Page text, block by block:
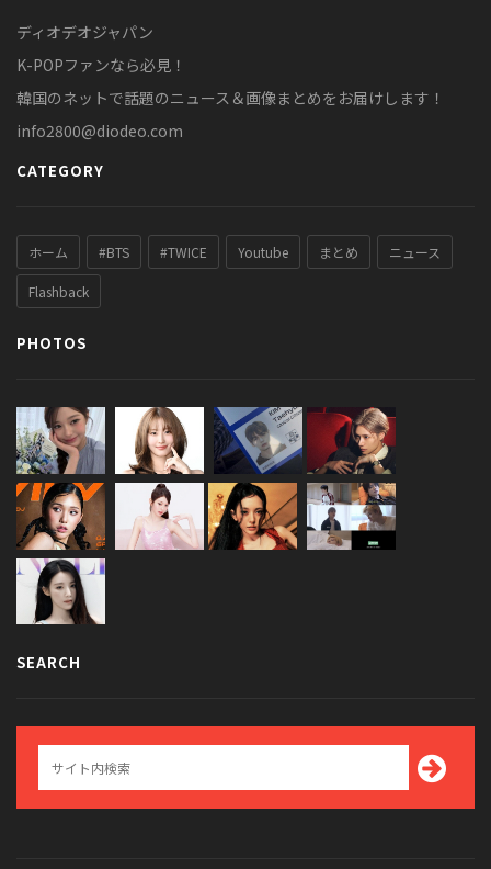
ディオデオジャパン
K-POPファンなら必見！
韓国のネットで話題のニュース＆画像まとめをお届けします！
info2800@diodeo.com
CATEGORY
ホーム #BTS #TWICE Youtube まとめ ニュース
Flashback
PHOTOS
SEARCH